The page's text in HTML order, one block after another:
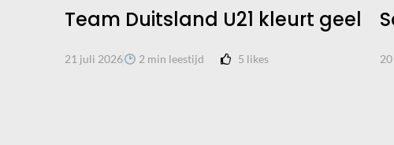
Team Duitsland U21 kleurt geel
21 juli 2026 2 min leestijd 5 likes